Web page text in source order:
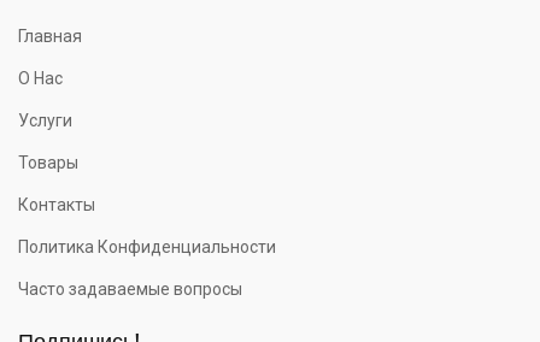
Главная
О Нас
Услуги
Товары
Контакты
Политика Конфиденциальности
Часто задаваемые вопросы